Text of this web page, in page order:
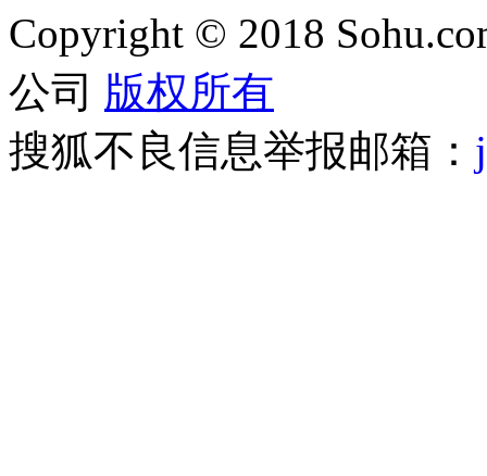
Copyright © 2018
公司 版权所有
搜狐不良信息举报邮箱：